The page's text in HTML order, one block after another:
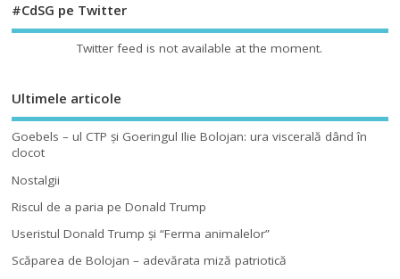
#CdSG pe Twitter
Twitter feed is not available at the moment.
Ultimele articole
Goebels – ul CTP şi Goeringul Ilie Bolojan: ura viscerală dând în
clocot
Nostalgii
Riscul de a paria pe Donald Trump
Useristul Donald Trump şi “Ferma animalelor”
Scăparea de Bolojan – adevărata miză patriotică